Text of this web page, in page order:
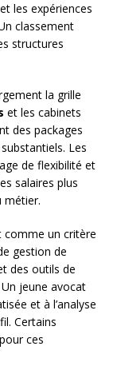
et les expériences
classement
structures
la grille
et les cabinets
des packages
Les
de flexibilité et
salaires plus
métier.
comme un critère
gestion de
des outils de
jeune avocat
et à l’analyse
Certains
ces